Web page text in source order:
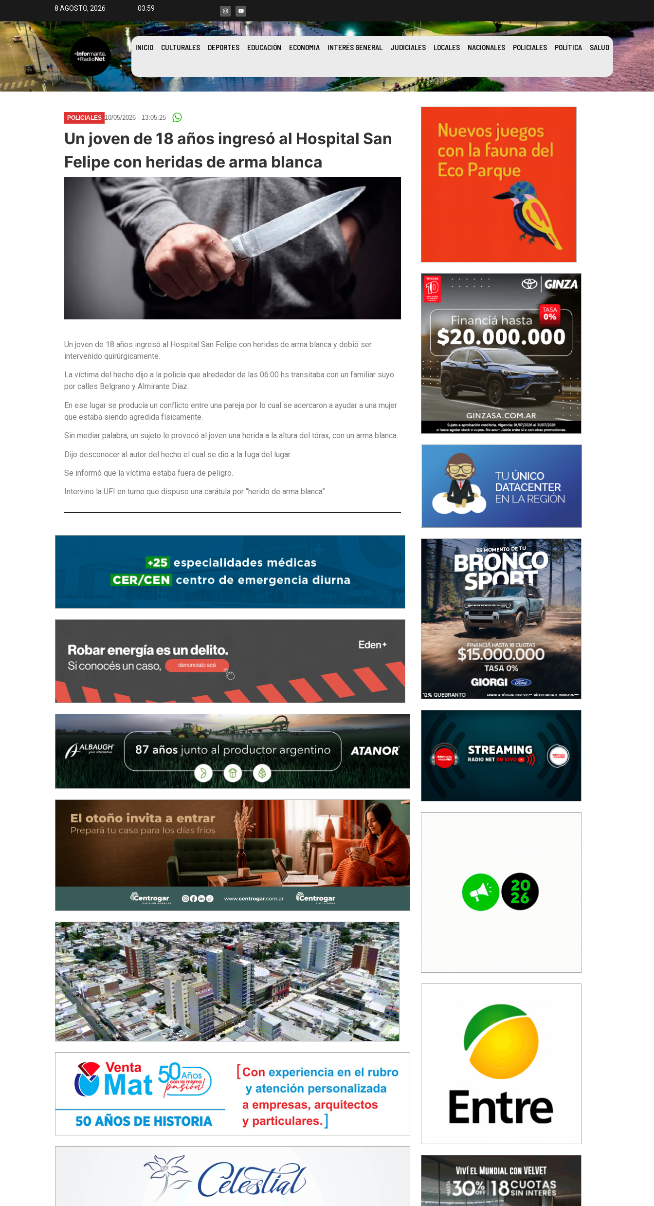
8 AGOSTO, 2026 03:59
INICIO CULTURALES DEPORTES EDUCACIÓN ECONOMIA INTERÉS GENERAL JUDICIALES LOCALES NACIONALES POLICIALES POLÍTICA SALUD
POLICIALES 10/05/2026 - 13:05:25
Un joven de 18 años ingresó al Hospital San
Felipe con heridas de arma blanca
Un joven de 18 años ingresó al Hospital San Felipe con heridas de arma blanca y debió ser
intervenido quirúrgicamente.
La víctima del hecho dijo a la policía que alrededor de las 06:00 hs transitaba con un familiar suyo
por calles Belgrano y Almirante Díaz.
En ese lugar se producía un conflicto entre una pareja por lo cual se acercaron a ayudar a una mujer
que estaba siendo agredida físicamente.
Sin mediar palabra, un sujeto le provocó al joven una herida a la altura del tórax, con un arma blanca.
Dijo desconocer al autor del hecho el cual se dio a la fuga del lugar.
Se informó que la víctima estaba fuera de peligro.
Intervino la UFI en turno que dispuso una carátula por “herido de arma blanca”.